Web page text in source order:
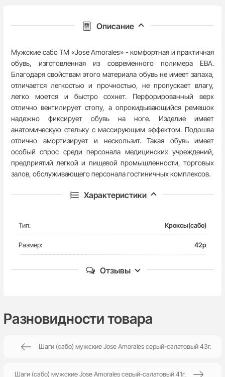
Описание
Мужские сабо TM «Jose Amorales» - комфортная и практичная
обувь, изготовленная из современного полимера ЕВА.
Благодаря свойствам этого материала обувь не имеет запаха,
отличается легкостью и прочностью, не пропускает влагу,
легко моется и быстро сохнет.
Перфорированный верх
отлично вентилирует стопу, а опрокидывающийся ремешок
надежно фиксирует обувь на ноге.
Изделие имеет
анатомическую стельку с массирующим эффектом. Подошва
отлично амортизирует и нескользит.
Такая обувь имеет
особый спрос среди персонала медицинских учреждений,
предприятий легкой и пищевой промышленности, торговых
залов, обслуживающего персонала гостиничных комплексов.
Характеристики
Тип: Кроксы(сабо)
Размер: 42р
Отзывы
Разновидности товара
Шаги (сабо) мужские Jose Amorales серый-салатовый 43г.
Шаги (сабо) мужские Jose Amorales серый-салатовый 41г.